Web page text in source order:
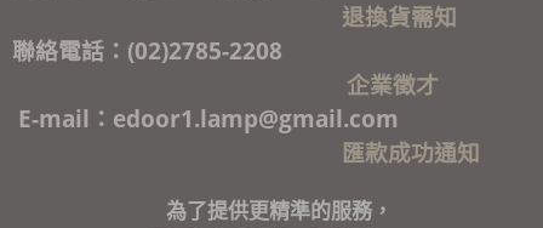
退換貨需知
聯絡電話：(02)2785-2208
企業徵才
E-mail：edoor1.lamp@gmail.com
匯款成功通知
為了提供更精準的服務，